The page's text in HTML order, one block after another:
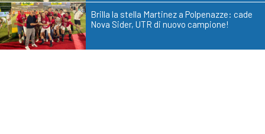
Brilla la stella Martinez a Polpenazze: cade
Nova Sider, UTR di nuovo campione!